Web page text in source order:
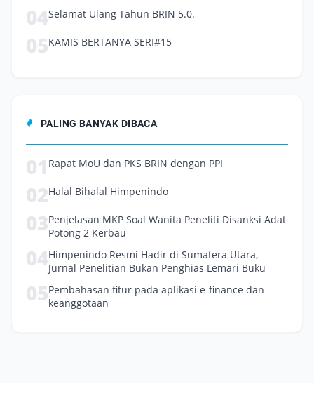
04Selamat Ulang Tahun BRIN 5.0.
05KAMIS BERTANYA SERI#15
PALING BANYAK DIBACA
01 Rapat MoU dan PKS BRIN dengan PPI
02Halal Bihalal Himpenindo
03Penjelasan MKP Soal Wanita Peneliti Disanksi Adat
Potong 2 Kerbau
04Himpenindo Resmi Hadir di Sumatera Utara,
Jurnal Penelitian Bukan Penghias Lemari Buku
05Pembahasan fitur pada aplikasi e-finance dan
keanggotaan